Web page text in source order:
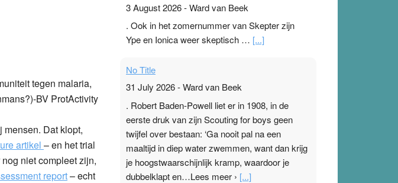
tegen malaria,
BV ProtActivity
Dat klopt,
artikel – en het trial
niet compleet zijn,
report– echt
3 August 2026-Ward van Beek
. Ook in het zomernummer van Skepter zijn
Ype en Ionica weer skeptisch … [...]
No Title
31 July 2026-Ward van Beek
. Robert Baden-Powell liet er in 1908, in de
eerste druk van zijn Scouting for boys geen
twijfel over bestaan: ‘Ga nooit pal na een
maaltijd in diep water zwemmen, want dan krijg
je hoogstwaarschijnlijk kramp, waardoor je
dubbelklapt en…Lees meer › [...]